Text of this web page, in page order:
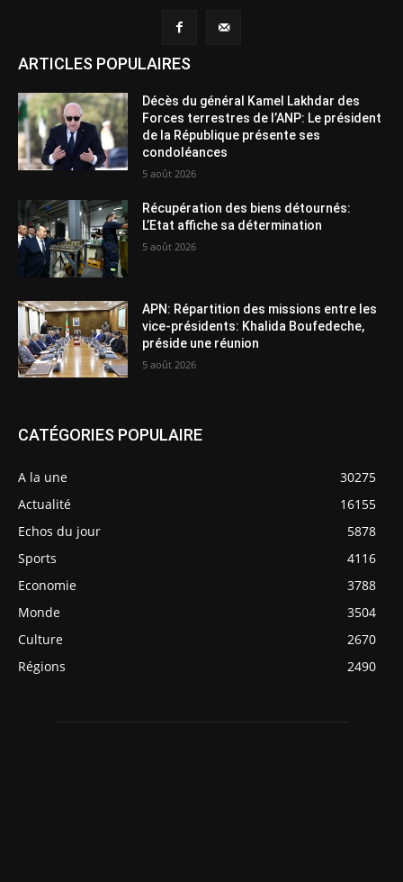
ARTICLES POPULAIRES
Décès du général Kamel Lakhdar des
Forces terrestres de l’ANP: Le président
de la République présente ses
condoléances
5 août 2026
Récupération des biens détournés:
L’Etat affiche sa détermination
5 août 2026
APN: Répartition des missions entre les
vice-présidents: Khalida Boufedeche,
préside une réunion
5 août 2026
CATÉGORIES POPULAIRE
A la une
30275
Actualité
16155
Echos du jour
5878
Sports
4116
Economie
3788
Monde
3504
Culture
2670
Régions
2490